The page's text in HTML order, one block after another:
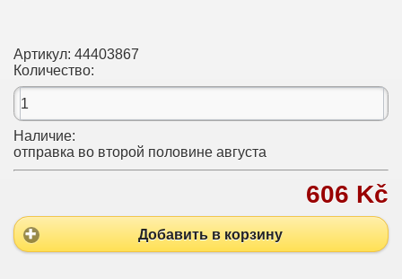
Артикул: 44403867
Количество:
Наличие:
отправка во второй половине августа
606 Kč
Добавить в корзину